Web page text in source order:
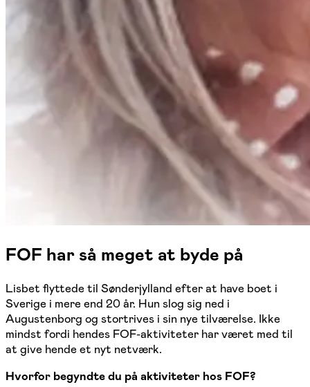
FOF har så meget at byde på
Lisbet flyttede til Sønderjylland efter at have boet i
Sverige i mere end 20 år. Hun slog sig ned i
Augustenborg og stortrives i sin nye tilværelse. Ikke
mindst fordi hendes FOF-aktiviteter har været med til
at give hende et nyt netværk.
Hvorfor begyndte du på aktiviteter hos FOF?